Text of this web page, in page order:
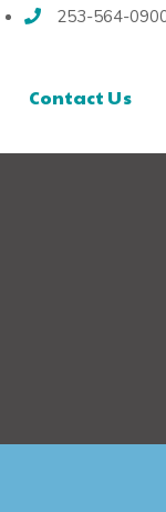
253-564-
Contact Us